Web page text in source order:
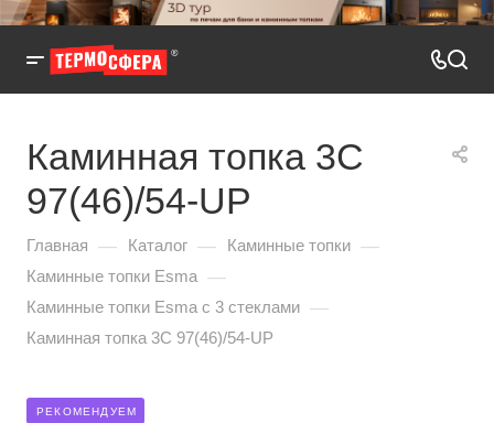
Каминная топка 3С
97(46)/54-UP
Главная — Каталог — Каминные топки —
Каминные топки Esma —
Каминные топки Esma с 3 стеклами —
Каминная топка 3С 97(46)/54-UP
РЕКОМЕНДУЕМ